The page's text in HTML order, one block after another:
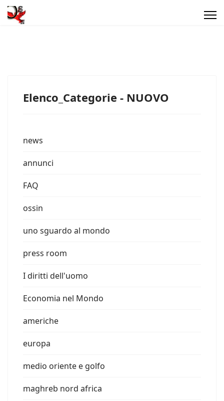
Elenco_Categorie - NUOVO
news
annunci
FAQ
ossin
uno sguardo al mondo
press room
I diritti dell'uomo
Economia nel Mondo
americhe
europa
medio oriente e golfo
maghreb nord africa